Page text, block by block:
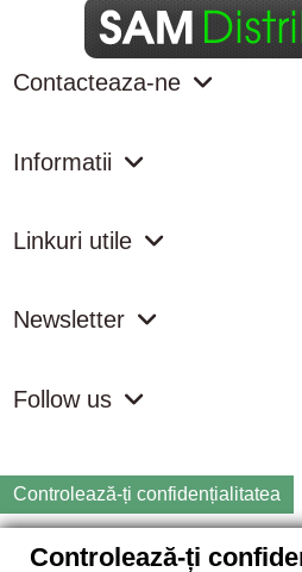
Contacteaza-ne
Informatii
Linkuri utile
Newsletter
Follow us
Controlează-ți confidențialitatea
Copyright 2026 samdistribution.ro
Controlează-ți